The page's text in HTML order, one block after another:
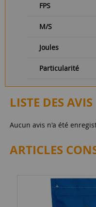
FPS
M/S
Joules
Particularité
LISTE DES AVIS
Aucun avis n'a été
ARTICLES